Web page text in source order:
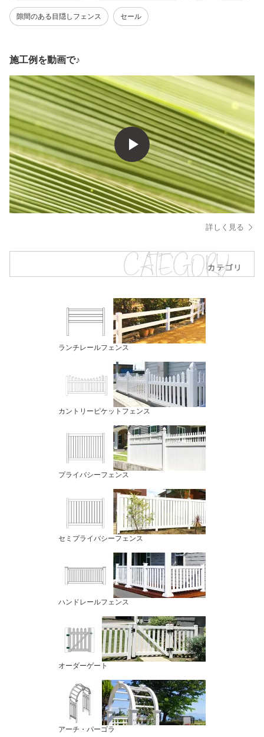
隙間のある目隠しフェンス セール
施工例を動画で♪
詳しく見る
ランチレールフェンス
カントリーピケットフェンス
プライバシーフェンス
セミプライバシーフェンス
ハンドレールフェンス
オーダーゲート
アーチ・パーゴラ